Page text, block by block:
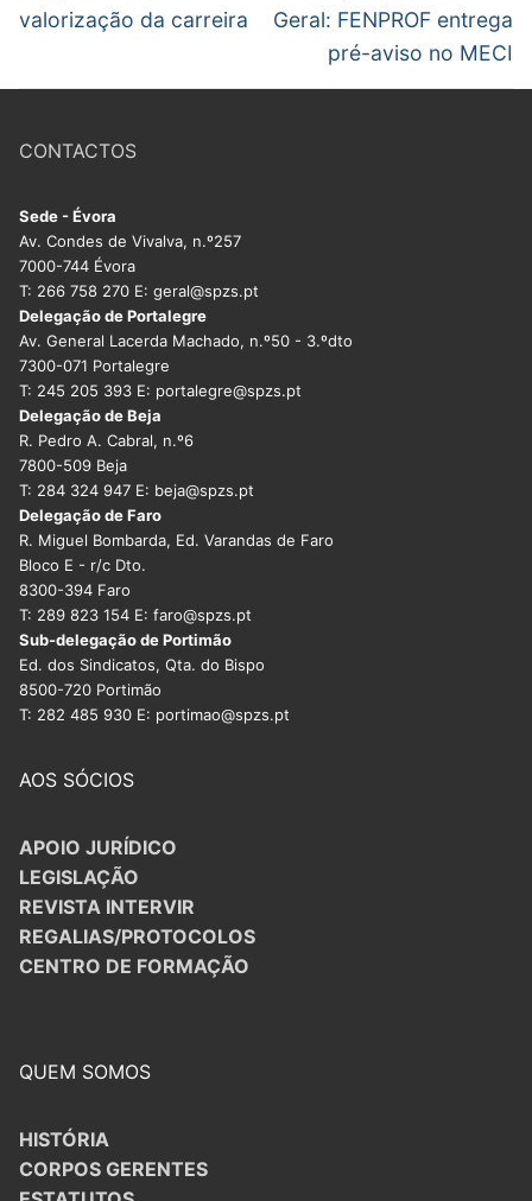
valorização da carreira
Geral: FENPROF entrega
pré-aviso no MECI
CONTACTOS
Sede - Évora
Av. Condes de Vivalva, n.º257
7000-744 Évora
T: 266 758 270 E: geral@spzs.pt
Delegação de Portalegre
Av. General Lacerda Machado, n.º50 - 3.ºdto
7300-071 Portalegre
T: 245 205 393 E: portalegre@spzs.pt
Delegação de Beja
R. Pedro A. Cabral, n.º6
7800-509 Beja
T: 284 324 947 E: beja@spzs.pt
Delegação de Faro
R. Miguel Bombarda, Ed. Varandas de Faro
Bloco E - r/c Dto.
8300-394 Faro
T: 289 823 154 E: faro@spzs.pt
Sub-delegação de Portimão
Ed. dos Sindicatos, Qta. do Bispo
8500-720 Portimão
T: 282 485 930 E: portimao@spzs.pt
AOS SÓCIOS
APOIO JURÍDICO
LEGISLAÇÃO
REVISTA INTERVIR
REGALIAS/PROTOCOLOS
CENTRO DE FORMAÇÃO
QUEM SOMOS
HISTÓRIA
CORPOS GERENTES